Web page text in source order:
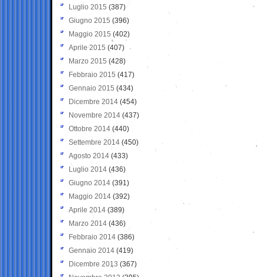
Luglio 2015 (387)
Giugno 2015 (396)
Maggio 2015 (402)
Aprile 2015 (407)
Marzo 2015 (428)
Febbraio 2015 (417)
Gennaio 2015 (434)
Dicembre 2014 (454)
Novembre 2014 (437)
Ottobre 2014 (440)
Settembre 2014 (450)
Agosto 2014 (433)
Luglio 2014 (436)
Giugno 2014 (391)
Maggio 2014 (392)
Aprile 2014 (389)
Marzo 2014 (436)
Febbraio 2014 (386)
Gennaio 2014 (419)
Dicembre 2013 (367)